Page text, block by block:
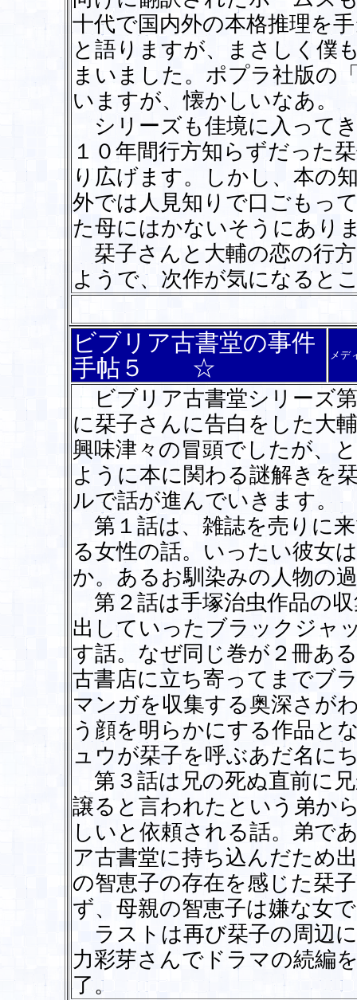
十代で国内外の本格推理を
と語りますが、まさしく僕
まいました。ポプラ社版の
いますが、懐かしいなあ。
シリーズも佳境に入って
１０年間行方知らずだった
り広げます。しかし、本の
外では人見知りで口ごもっ
た母にはかないそうにあり
栞子さんと大輔の恋の行
ようで、次作が気になると
ビブリア古書堂の事件
手帖５ ☆
メデ
ビブリア古書堂シリーズ
に栞子さんに告白をした大
興味津々の冒頭でしたが、
ように本に関わる謎解きを
ルで話が進んでいきます。
第１話は、雑誌を売りに
る女性の話。いったい彼女
か。あるお馴染みの人物の
第２話は手塚治虫作品の
出していったブラックジャ
す話。なぜ同じ巻が２冊あ
古書店に立ち寄ってまでブ
マンガを収集する奥深さが
う顔を明らかにする作品と
ュウが栞子を呼ぶあだ名に
第３話は兄の死ぬ直前に
譲ると言われたという弟か
しいと依頼される話。弟で
ア古書堂に持ち込んだため
の智恵子の存在を感じた栞
ず、母親の智恵子は嫌な女
ラストは再び栞子の周辺
力彩芽さんでドラマの続編
了。